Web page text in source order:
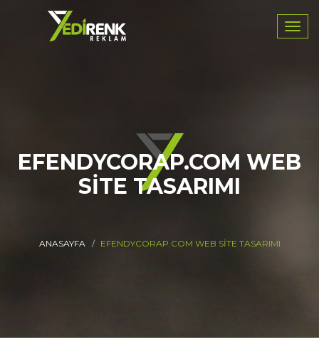
EFENDYCORAP.COM WEB
SITE TASARIMI
ANASAYFA EFENDYCORAP.COM WEB SITE TASARIMI